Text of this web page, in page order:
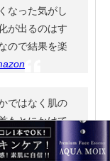
なった気がし
が出るのはす
ので結果を楽
ではなく肌の
もとにかけて
に購入して良